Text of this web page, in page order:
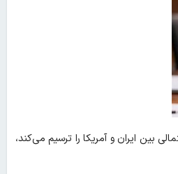
بین ایران و آمریکا را ترسیم می‌کند،